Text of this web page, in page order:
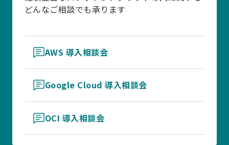
どんなご相談でも承ります
AWS 導入相談会
Google Cloud 導入相談会
OCI 導入相談会